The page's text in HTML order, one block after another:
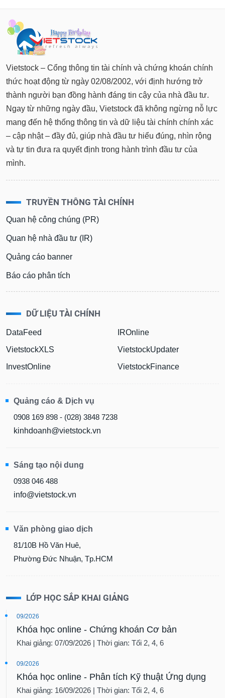
Vietstock – Cổng thông tin tài chính và chứng khoán chính
thức hoạt động từ ngày 02/08/2002, với định hướng trở
thành người bạn đồng hành đáng tin cậy của nhà đầu tư.
Ngay từ những ngày đầu, Vietstock đã không ngừng nỗ lực
mang đến hệ thống thông tin và dữ liệu tài chính chính xác
– cập nhật – đầy đủ, giúp nhà đầu tư hiểu đúng, nhìn rộng
và tự tin đưa ra quyết định trong hành trình đầu tư của
mình.
TRUYỀN THÔNG TÀI CHÍNH
Quan hệ công chúng (PR)
Quan hệ nhà đầu tư (IR)
Quảng cáo banner
Báo cáo phân tích
DỮ LIỆU TÀI CHÍNH
DataFeed
VietstockXLS
InvestOnline
IROnline
VietstockUpdater
VietstockFinance
Quảng cáo & Dịch vụ
0908 169 898 - (028) 3848 7238
kinhdoanh@vietstock.vn
Sáng tạo nội dung
0938 046 488
info@vietstock.vn
Văn phòng giao dịch
81/10B Hồ Văn Huê,
Phường Đức Nhuận, Tp.HCM
LỚP HỌC SẮP KHAI GIẢNG
09/2026
Khóa học online - Chứng khoán Cơ bản
Khai giảng: 07/09/2026 | Thời gian: Tối 2, 4, 6
09/2026
Khóa học online - Phân tích Kỹ thuật Ứng dụng
Khai giảng: 16/09/2026 | Thời gian: Tối 2, 4, 6
cáo
phân
tích
(-)
Thuật
(-)
Dịch
vụ
(-)
Đào
Sách
chính
đầu
thông
chính
Dữ
tài
chính